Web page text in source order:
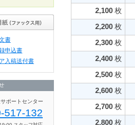
書
申込書
入稿送付書
ポートセンター
517-132
2,100 枚
2,200 枚
2,300 枚
2,400 枚
2,500 枚
2,600 枚
2,700 枚
2,800 枚